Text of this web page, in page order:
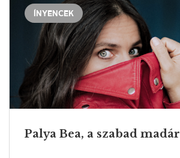
ÍNYENCEK
Palya Bea, a szabad madár